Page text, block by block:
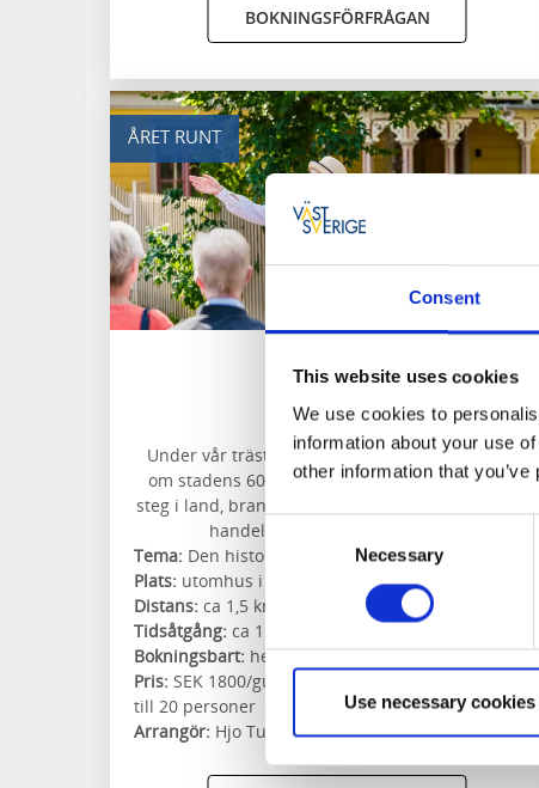
Consent
This website uses cookies
We use cookies to
information about your use
other information that
Necessary
Use necessary
BOKNINGSFÖRFRÅGAN
ÅRET RUNT
Trästaden
Hjo
Under vår trästadsvandring får du reda på mer
om stadens 600-åriga historia, om munkar som
steg i land, brand som härjade, ångbåtar, resande
handelsmän, fägator och uthus.
Tema: Den historiska trästaden
Plats: utomhus i centrala Hjo
Distans: ca 1,5 km
Tidsåtgång: ca 1 timma
Bokningsbart: hela året
Pris: SEK 1800/guide/grupp inklusive moms - upp
till 20 personer
Arrangör: Hjo Turistin...